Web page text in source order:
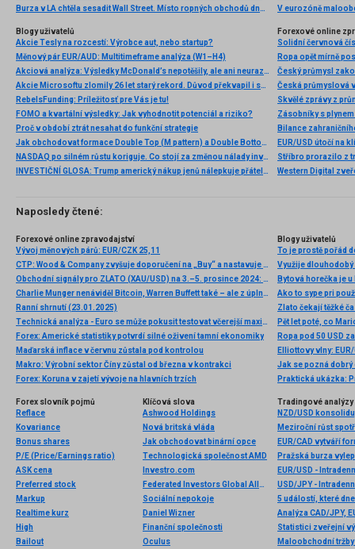
Burza v LA chtěla sesadit Wall Street. Místo ropných obchodů dnes místem duní basy
V eurozóně
Blogy uživatelů
Akcie Tesly na rozcestí: Výrobce aut, nebo startup?
Měnový pár EUR/AUD: Multitimeframe analýza (W1–H4)
Akciová analýza: Výsledky McDonald’s nepotěšily, ale ani neurazily. Jakou vizi společnost prezentovala?
Akcie Microsoftu zlomily 26 let starý rekord. Důvod překvapil i samotné investory
RebelsFunding: Príležitosť pre Vás je tu!
FOMO a kvartální výsledky: Jak vyhodnotit potenciál a riziko?
Proč v období ztrát nesahat do funkční strategie
Jak obchodovat formace Double Top (M pattern) a Double Bottom (W pattern)
NASDAQ po silném růstu koriguje. Co stojí za změnou nálady investorů?
INVESTIČNÍ GLOSA: Trump americký nákup jenů nálepkuje přátelstvím. Pravda je jinde
Forexové online
Solidní červnová
Ropa opět mírně
Český průmysl
Skvělé zprávy z
EUR/USD útočí na
Stříbro prorazilo z
Naposledy čtené:
Forexové online zpravodajství
Vývoj měnových párů: EUR/CZK 25,11
CTP: Wood & Company zvyšuje doporučení na „Buy“ a nastavuje cílovou cenu na 18,9 EUR
Obchodní signály pro ZLATO (XAU/USD) na 3.–5. prosince 2024: nakupujte nad 2 640 USD (21 SMA – gap)
Charlie Munger nenáviděl Bitcoin, Warren Buffett také – ale z úplně jiných důvodů
Ranní shrnutí (23.01.2025)
Technická analýza - Euro se může pokusit testovat včerejší maxima
Forex: Americké statistiky potvrdí silné oživení tamní ekonomiky
Maďarská inflace v červnu zůstala pod kontrolou
Makro: Výrobní sektor Číny zůstal od března v kontrakci
Forex: Koruna v zajetí vývoje na hlavních trzích
Blogy uživatelů
To je prostě pořád
Využije
Bytová horečka je
Ako to sype pri
Zlato čekají těžké
Pět let poté, co
Ropa pod 50 USD
Jak se pozná dobrý
Praktická ukázka:
Forex slovník pojmů
Reflace
Kovariance
Bonus shares
P/E (Price/Earnings ratio)
ASK cena
Preferred stock
Markup
Realtime kurz
High
Bailout
Klíčová slova
Ashwood Holdings
Nová britská vláda
Jak obchodovat binární opce
Technologická společnost AMD
Investro.com
Federated Investors Global Allocation Fund
Sociální nepokoje
Daniel Wizner
Finanční společnosti
Oculus
Tradingové analýzy
NZD/USD
EUR/USD -
USD/JPY -
5 událostí, které
Analýza CAD/JPY,